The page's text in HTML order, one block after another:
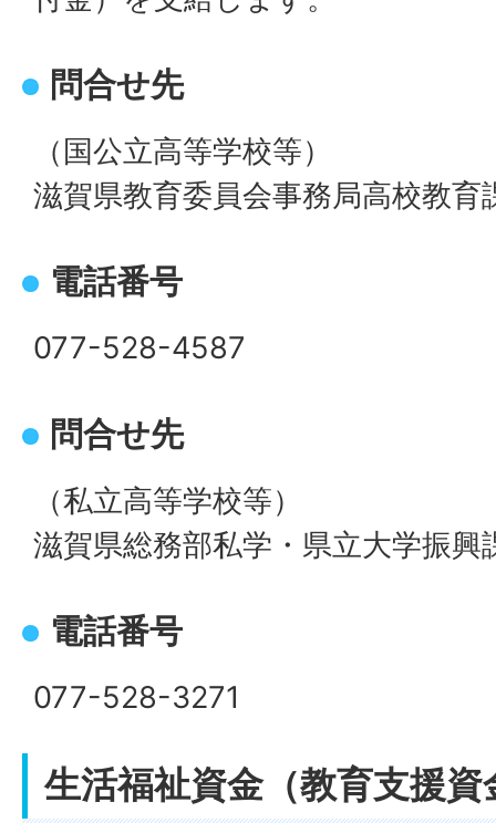
問合せ先
（国公立高等学校等）
滋賀県教育委員会事務局高校教育
電話番号
077-528-4587
問合せ先
（私立高等学校等）
滋賀県総務部私学・県立大学振興
電話番号
077-528-3271
生活福祉資金（教育支援資